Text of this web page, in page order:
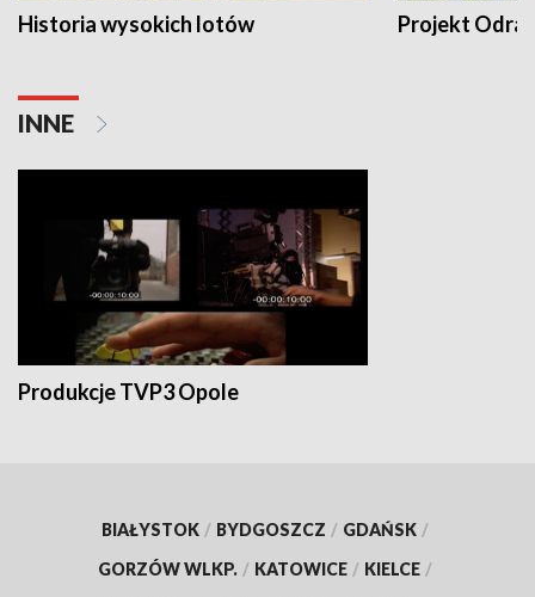
Historia wysokich lotów Projekt Odra
INNE
Produkcje TVP3 Opole
BIAŁYSTOK / BYDGOSZCZ / GDAŃSK /
GORZÓW WLKP. / KATOWICE / KIELCE /